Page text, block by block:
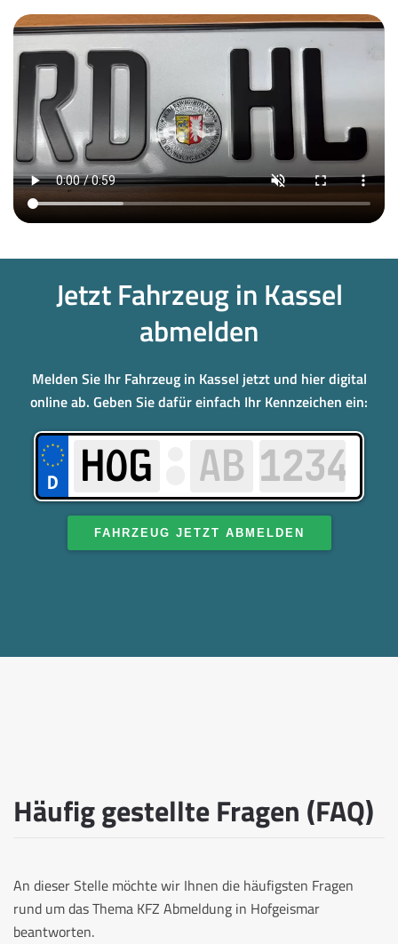
Jetzt Fahrzeug in Kassel
abmelden
Melden Sie Ihr Fahrzeug in Kassel jetzt und hier digital
online ab. Geben Sie dafür einfach Ihr Kennzeichen ein:
FAHRZEUG JETZT ABMELDEN
Häufig gestellte Fragen (FAQ)
An dieser Stelle möchte wir Ihnen die häufigsten Fragen
rund um das Thema KFZ Abmeldung in Hofgeismar
beantworten.